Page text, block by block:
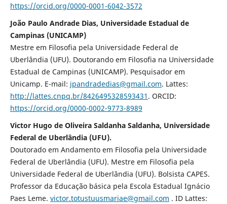
https://orcid.org/0000-0001-6042-3572
João Paulo Andrade Dias, Universidade Estadual de
Campinas (UNICAMP)
Mestre em Filosofia pela Universidade Federal de
Uberlândia (UFU). Doutorando em Filosofia na Universidade
Estadual de Campinas (UNICAMP). Pesquisador em
Unicamp. E-mail: jpandradedias@gmail.com. Lattes:
http://lattes.cnpq.br/8426495328593431 . ORCID:
https://orcid.org/0000-0002-9773-8989
Victor Hugo de Oliveira Saldanha Saldanha, Universidade
Federal de Uberlândia (UFU).
Doutorado em Andamento em Filosofia pela Universidade
Federal de Uberlândia (UFU). Mestre em Filosofia pela
Universidade Federal de Uberlândia (UFU). Bolsista CAPES.
Professor da Educação básica pela Escola Estadual Ignácio
Paes Leme. victor.totustuusmariae@gmail.com . ID Lattes: